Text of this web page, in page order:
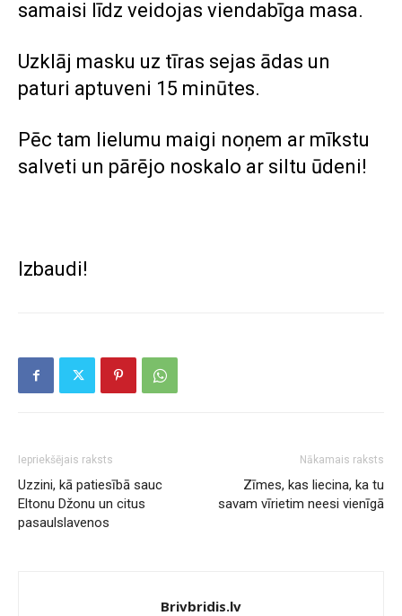
samaisi līdz veidojas viendabīga masa.
Uzklāj masku uz tīras sejas ādas un
paturi aptuveni 15 minūtes.
Pēc tam lielumu maigi noņem ar mīkstu
salveti un pārējo noskalo ar siltu ūdeni!
Izbaudi!
Iepriekšējais raksts
Uzzini, kā patiesībā sauc
Eltonu Džonu un citus
pasaulslavenos
Nākamais raksts
Zīmes, kas liecina, ka tu
savam vīrietim neesi vienīgā
Brivbridis.lv